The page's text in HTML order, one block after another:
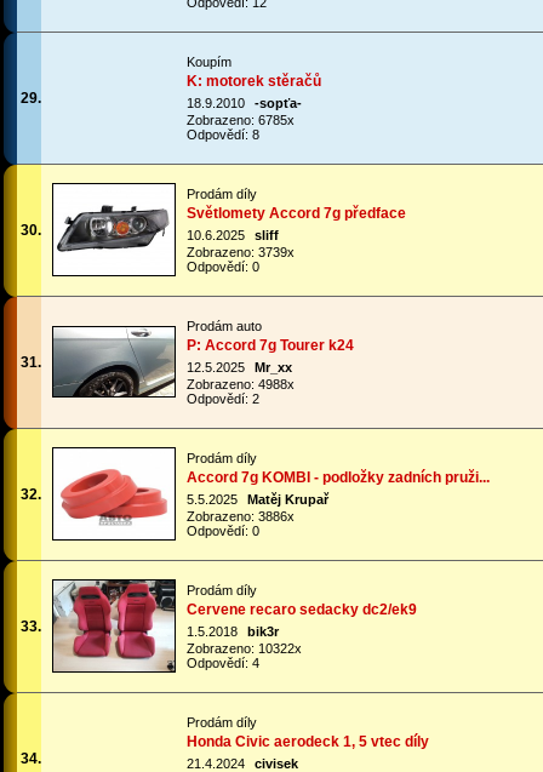
29.
Koupím
K: motorek stěračů
18.9.2010
-sopťa-
Zobrazeno: 6785x
Odpovědí: 8
30.
Prodám díly
Světlomety Accord 7g předface
10.6.2025
sliff
Zobrazeno: 3739x
Odpovědí: 0
31.
Prodám auto
P: Accord 7g Tourer k24
12.5.2025
Mr_xx
Zobrazeno: 4988x
Odpovědí: 2
32.
Prodám díly
Accord 7g KOMBI - podložky zadních pruži...
5.5.2025
Matěj Krupař
Zobrazeno: 3886x
Odpovědí: 0
33.
Prodám díly
Cervene recaro sedacky dc2/ek9
1.5.2018
bik3r
Zobrazeno: 10322x
Odpovědí: 4
34.
Prodám díly
Honda Civic aerodeck 1, 5 vtec díly
21.4.2024
civisek